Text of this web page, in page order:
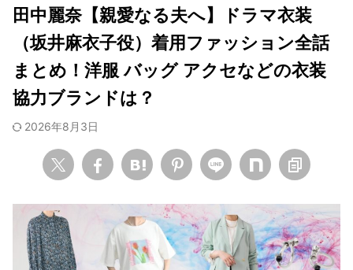
・奈緒
・ 高畑充希
・
さとうほなみ
・
前田敦子
・水川あさみ
・田中みな実
松岡茉優
福原遥
小芝風花
・木南晴夏
・今田美桜
田中麗奈【親愛なる夫へ】ドラマ衣装
（坂井麻衣子役）着用ファッション全話
まとめ！洋服 バッグ アクセなどの衣装
協力ブランドは？
2026年8月3日